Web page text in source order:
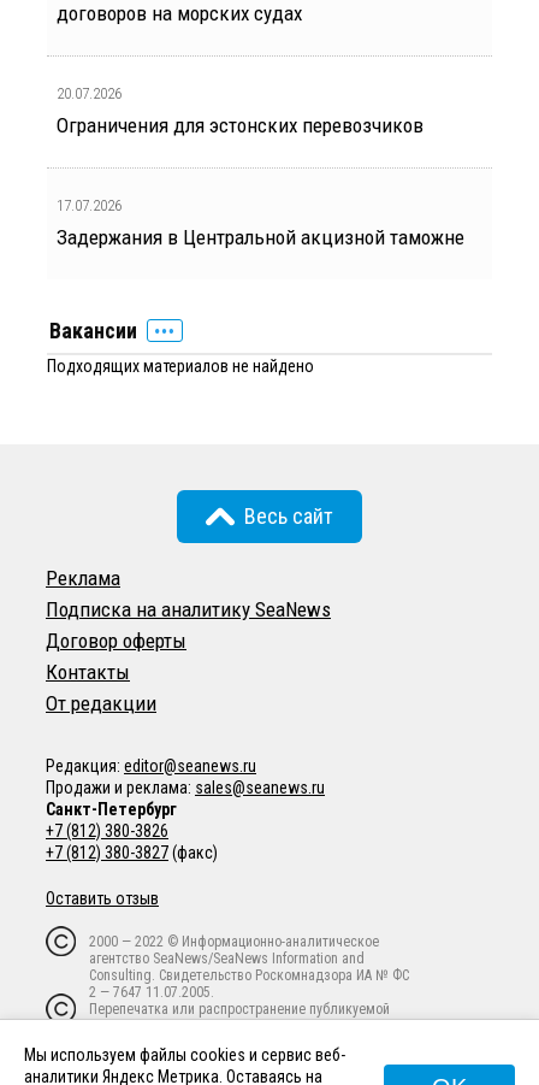
договоров на морских судах
20.07.2026
Ограничения для эстонских перевозчиков
17.07.2026
Задержания в Центральной акцизной таможне
Вакансии
Подходящих материалов не найдено
Весь сайт
Реклама
Подписка на аналитику SeaNews
Договор оферты
Контакты
От редакции
Редакция: editor@seanews.ru
Продажи и реклама: sales@seanews.ru
Санкт-Петербург
+7 (812) 380-3826
+7 (812) 380-3827(факс)
Оставить отзыв
Мы используем файлы cookies и сервис веб-
аналитики Яндекс Метрика. Оставаясь на
2000 — 2022 © Информационно-аналитическое
агентство SeaNews/SeaNews Information and
Consulting. Свидетельство Роскомнадзора ИА № ФС
2 — 7647 11.07.2005.
Перепечатка или распространение публикуемой
запрещены без письменного предварительного
согласия владельца авторских прав.